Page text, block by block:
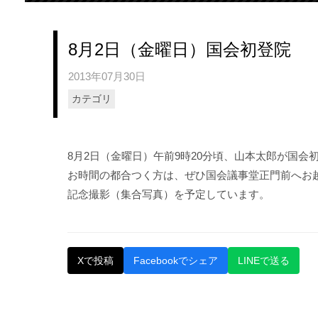
8月2日（金曜日）国会初登院
2013年07月30日
カテゴリ
8月2日（金曜日）午前9時20分頃、山本太郎が国会初
お時間の都合つく方は、ぜひ国会議事堂正門前へお
記念撮影（集合写真）を予定しています。
Xで投稿 Facebookでシェア LINEで送る